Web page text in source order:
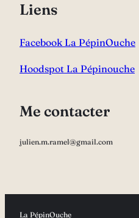
Liens
Facebook La PépinOuche
Hoodspot La Pépinouche
Me contacter
julien.m.ramel@gmail.com
La PépinOuche